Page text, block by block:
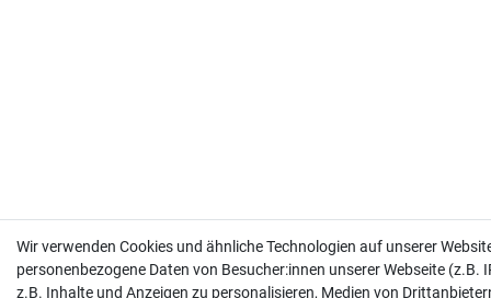
Wir verwenden Cookies und ähnliche Technologien auf unserer
personenbezogene Daten von Besucher:innen unserer Webseite (z.B.
z.B. Inhalte und Anzeigen zu personalisieren, Medien von